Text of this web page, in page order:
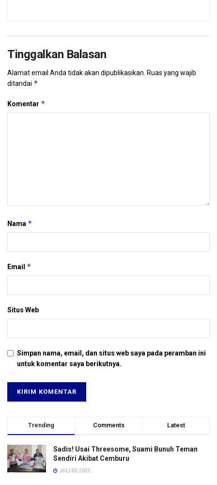
Tinggalkan Balasan
Alamat email Anda tidak akan dipublikasikan. Ruas yang wajib
ditandai *
Komentar *
Nama *
Email *
Situs Web
Simpan nama, email, dan situs web saya pada peramban ini
untuk komentar saya berikutnya.
Trending Comments Latest
Sadis! Usai Threesome, Suami Bunuh Teman
Sendiri Akibat Cemburu
JULI 30, 2025